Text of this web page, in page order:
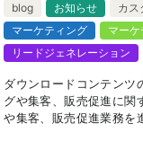
blog お知らせ カス
マーケティング
マー
リードジェネレーション
ダウンロードコンテンツ
グや集客、販売促進に関
や集客、販売促進業務を